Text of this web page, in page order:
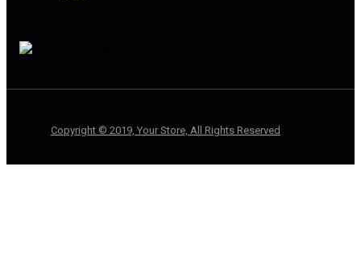
Copyright © 2019, Your Store, All Rights Reserved